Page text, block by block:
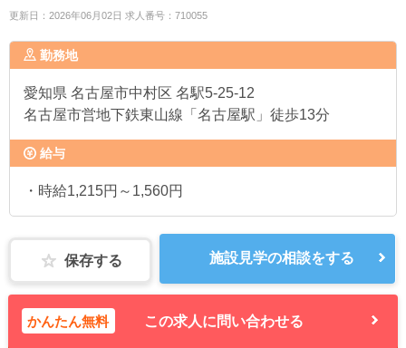
更新日：2026年06月02日 求人番号：710055
勤務地
愛知県 名古屋市中村区 名駅5-25-12
名古屋市営地下鉄東山線「名古屋駅」徒歩13分
給与
・時給1,215円～1,560円
保存する 施設見学の相談をする
かんたん無料 この求人に問い合わせる